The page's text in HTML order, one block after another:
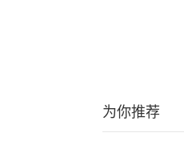
为你推荐